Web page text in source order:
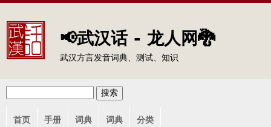
📢武汉话 - 龙人网🐉
武汉方言发音词典、测试、知识
索主首页 手册 词典 词典 分类